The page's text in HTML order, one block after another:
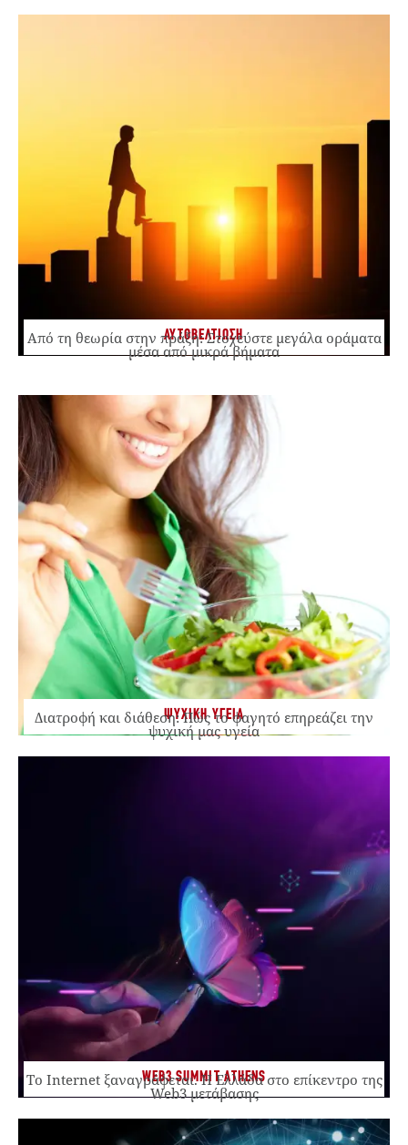
ΑΥΤΟΒΕΛΤΙΩΣΗ
Από τη θεωρία στην πράξη: Στοχεύστε μεγάλα οράματα
μέσα από μικρά βήματα
ΨΥΧΙΚΗ ΥΓΕΙΑ
Διατροφή και διάθεση: Πώς το φαγητό επηρεάζει την
ψυχική μας υγεία
WEB3 SUMMIT ATHENS
Το Internet ξαναγράφεται. Η Ελλάδα στο επίκεντρο της
Web3 μετάβασης